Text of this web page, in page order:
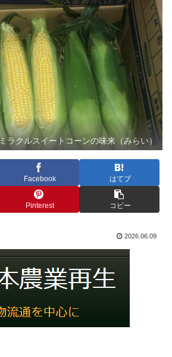
ミラクルスイートコーンの味来（みらい）
Facebook はてブ
Pinterest コピー
2026.06.09